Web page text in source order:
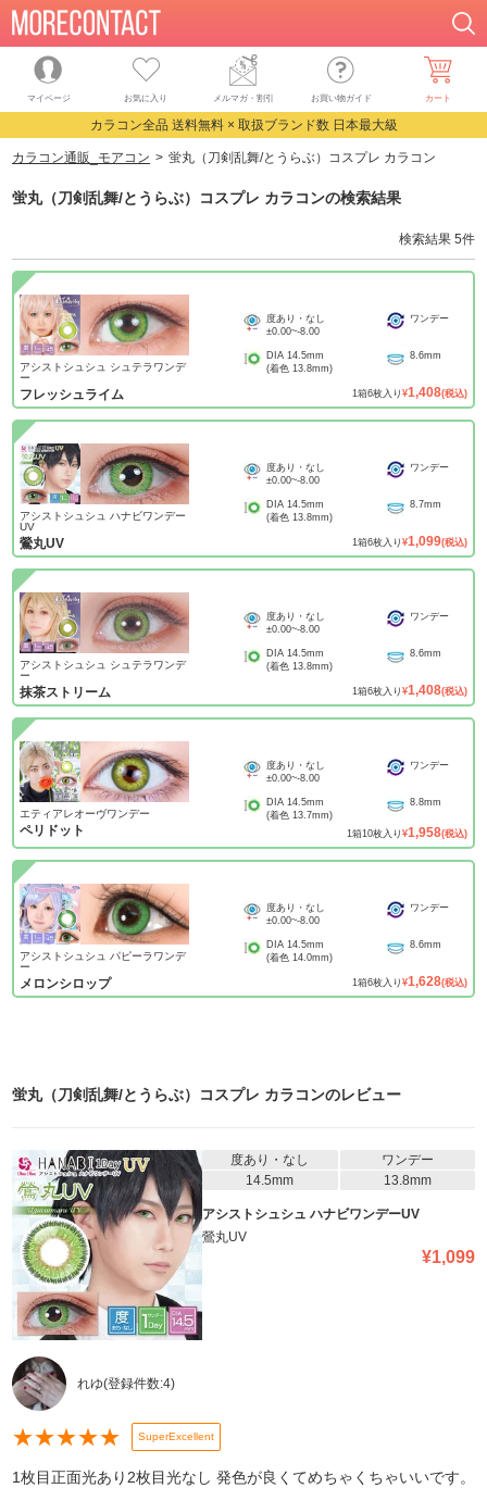
マイページ お気に入り メルマガ・割引 お買い物ガイド カート
カラコン全品 送料無料 × 取扱ブランド数 日本最大級
カラコン通販_モアコン 蛍丸（刀剣乱舞/とうらぶ）コスプレ カラコン
蛍丸（刀剣乱舞/とうらぶ）コスプレ カラコンの検索結果
検索結果 5件
アシストシュシュ シュテラワンデ
ー
フレッシュライム
度あり・なし
±0.00~-8.00
ワンデー
DIA 14.5mm
(着色 13.8mm)
8.6mm
1箱6枚入り ¥1,408(税込)
アシストシュシュ ハナビワンデー
UV
鶯丸UV
度あり・なし
±0.00~-8.00
ワンデー
DIA 14.5mm
(着色 13.8mm)
8.7mm
1箱6枚入り ¥1,099(税込)
アシストシュシュ シュテラワンデ
ー
抹茶ストリーム
度あり・なし
±0.00~-8.00
ワンデー
DIA 14.5mm
(着色 13.8mm)
8.6mm
1箱6枚入り ¥1,408(税込)
エティアレオーヴワンデー
ペリドット
度あり・なし
±0.00~-8.00
ワンデー
DIA 14.5mm
(着色 13.7mm)
8.8mm
1箱10枚入り ¥1,958(税込)
アシストシュシュ パピーラワンデ
ー
メロンシロップ
度あり・なし
±0.00~-8.00
ワンデー
DIA 14.5mm
(着色 14.0mm)
8.6mm
1箱6枚入り ¥1,628(税込)
蛍丸（刀剣乱舞/とうらぶ）コスプレ カラコンのレビュー
度あり・なし
ワンデー
14.5mm
13.8mm
アシストシュシュ ハナビワンデーUV
鶯丸UV
¥1,099
れゆ(登録件数:4)
★★★★★ SuperExcellent
1枚目正面光あり2枚目光なし 発色が良くてめちゃくちゃいいです。